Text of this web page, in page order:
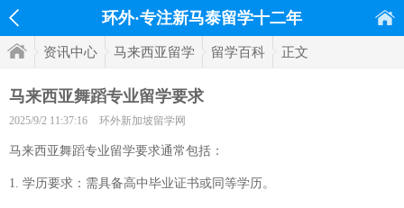
环外·专注新马泰留学十二年
资讯中心 马来西亚留学 留学百科 正文
马来西亚舞蹈专业留学要求
2025/9/2 11:37:16 环外新加坡留学网
马来西亚舞蹈专业留学要求通常包括：
1. 学历要求：需具备高中毕业证书或同等学历。